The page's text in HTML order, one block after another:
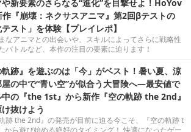
新要素のさらなる“進化”を目撃せよ！HoYov
『崩壊：ネクサスアニマ』第2回βテストの
テスト」を体験【プレイレポ】
なアニマとの出会いや、スキルによってさらに戦略性
バトルなど、本作の注目の要素に迫ります！
軌跡』を遊ぶのは「今」がベスト！暑い夏、涼
屋の中で“青い空”が似合う大冒険へ―最安値で
の『the 1st』から新作『空の軌跡 the 2nd』
抜けよう
軌跡 the 2nd』の発売が目前に迫る今こそ、『空の軌跡 t
から遊び始める絶好のタイミング！ 快適になったゲー